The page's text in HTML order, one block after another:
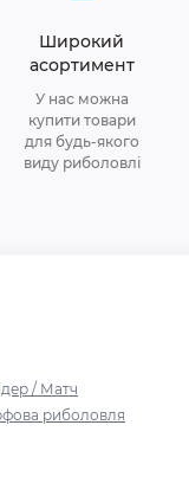
Широкий
асортимент
У нас можна
купити товари
для будь-якого
виду риболовлі
/ Матч
риболовля